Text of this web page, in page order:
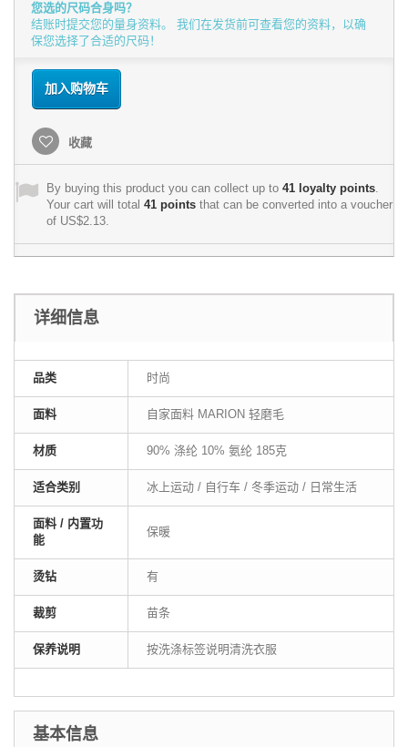
您选的尺码合身吗？
结账时提交您的量身资料。 我们在发货前可查看您的资料，以确
保您选择了合适的尺码！
加入购物车
收藏
By buying this product you can collect up to 41 loyalty points.
Your cart will total 41 points that can be converted into a voucher
of US$2.13.
详细信息
品类 时尚
面料 自家面料 MARION 轻磨毛
材质 90% 涤纶 10% 氨纶 185克
适合类别 冰上运动 / 自行车 / 冬季运动 / 日常生活
面料 / 内置功
能
保暖
烫钻 有
裁剪 苗条
保养说明 按洗涤标签说明清洗衣服
基本信息